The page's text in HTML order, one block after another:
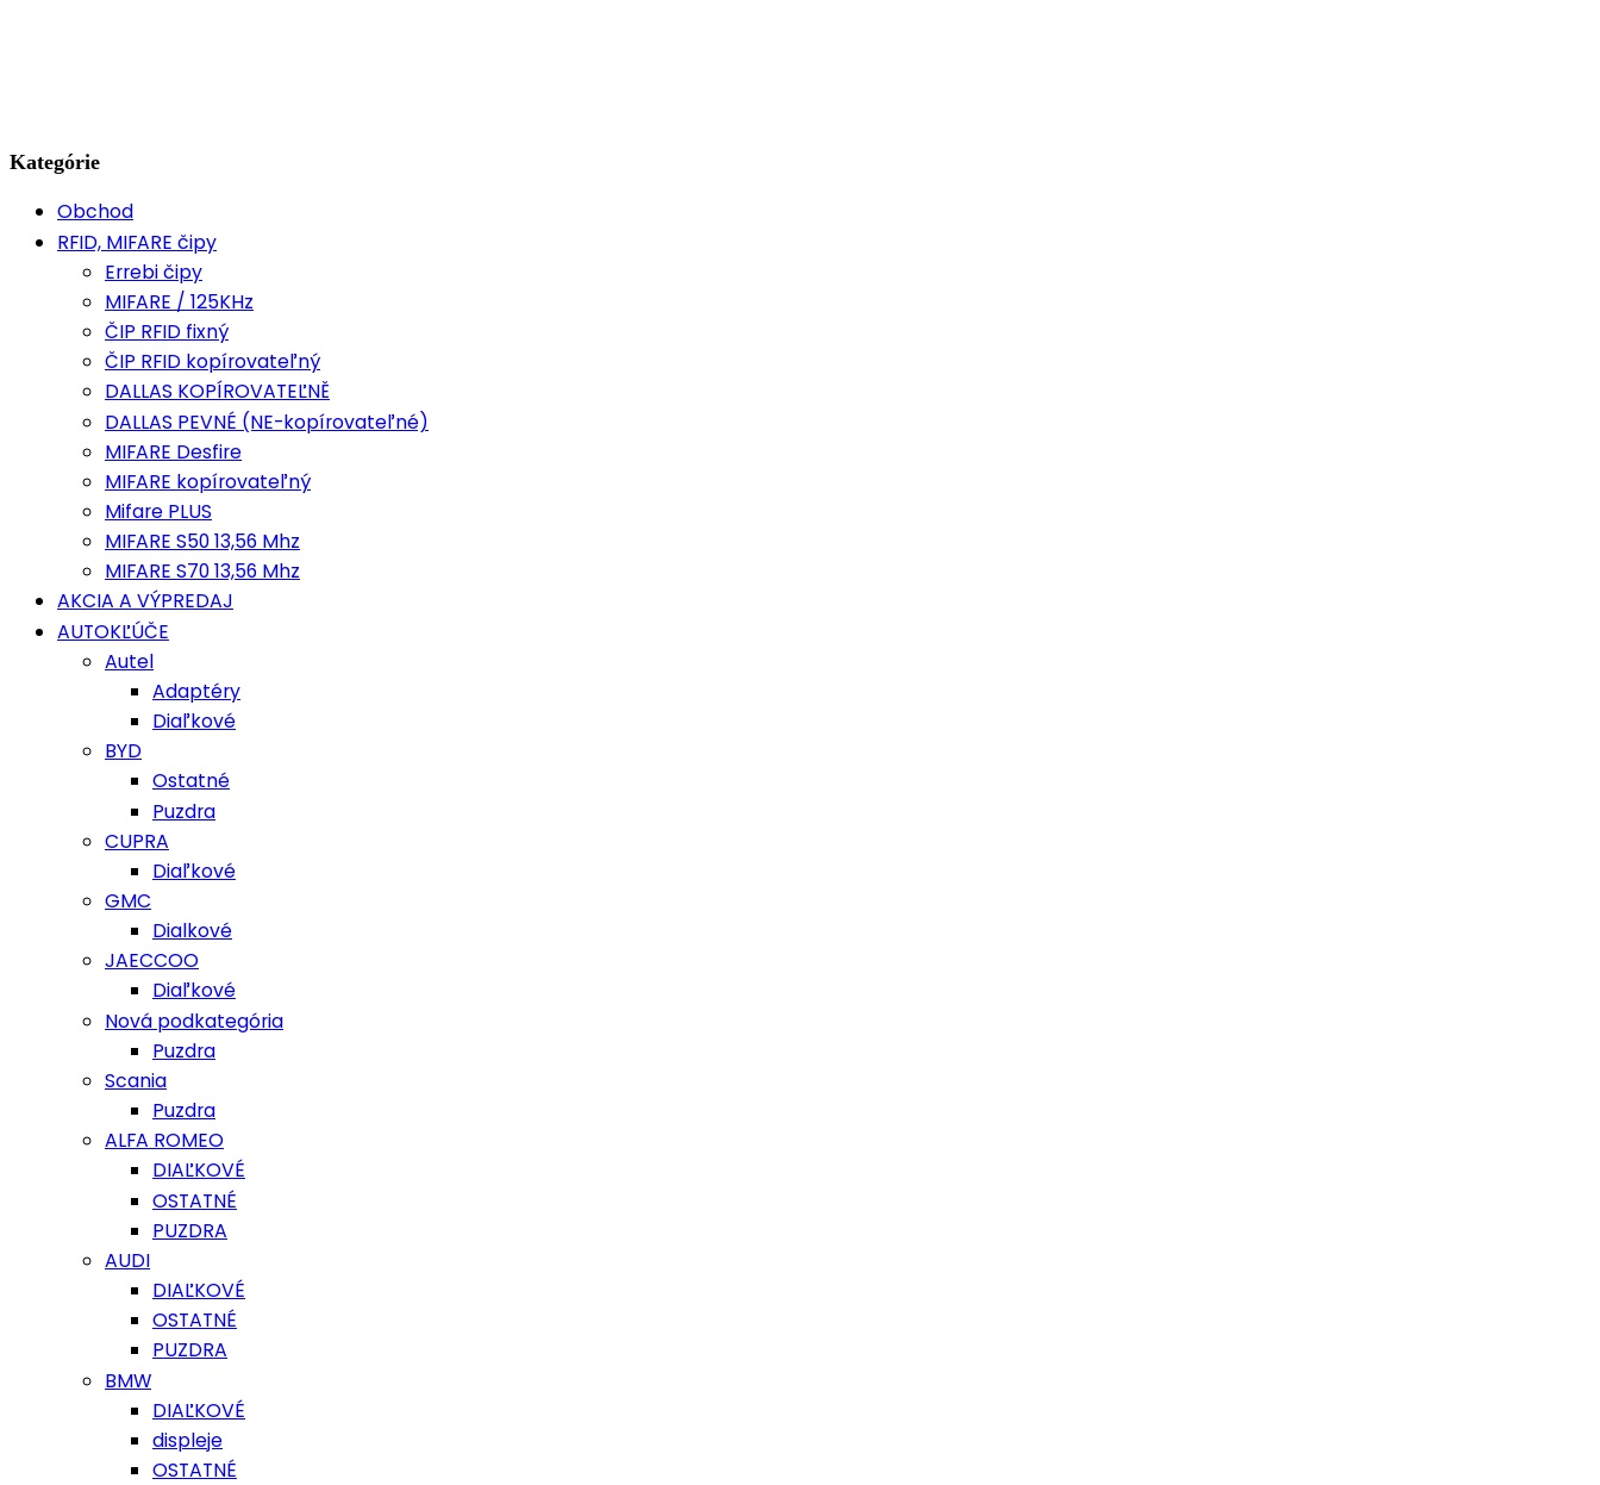
Kategórie
Obchod
RFID, MIFARE čipy
Errebi čipy
MIFARE / 125KHz
ČIP RFID fixný
ČIP RFID kopírovateľný
DALLAS KOPÍROVATEĽNĚ
DALLAS PEVNÉ (NE-kopírovateľné)
MIFARE Desfire
MIFARE kopírovateľný
Mifare PLUS
MIFARE S50 13,56 Mhz
MIFARE S70 13,56 Mhz
AKCIA A VÝPREDAJ
AUTOKĽÚČE
Autel
Adaptéry
Diaľkové
BYD
Ostatné
Puzdra
CUPRA
Diaľkové
GMC
Dialkové
JAECCOO
Diaľkové
Nová podkategória
Puzdra
Scania
Puzdra
ALFA ROMEO
DIAĽKOVÉ
OSTATNÉ
PUZDRA
AUDI
DIAĽKOVÉ
OSTATNÉ
PUZDRA
BMW
DIAĽKOVÉ
displeje
OSTATNÉ